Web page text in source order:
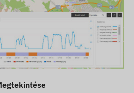
fenntartjuk.